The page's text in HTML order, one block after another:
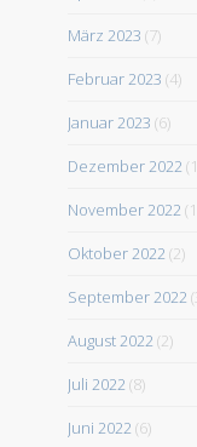
März 2023 (7)
Februar 2023 (4)
Januar 2023 (6)
Dezember 2022
November 2022
Oktober 2022 (2)
September 2022
August 2022 (2)
Juli 2022 (8)
Juni 2022 (6)